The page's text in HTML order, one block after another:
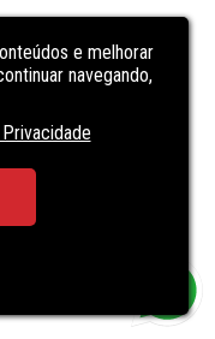
e melhorar
navegando,